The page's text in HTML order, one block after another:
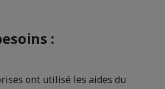
:
ont utilisé les aides du